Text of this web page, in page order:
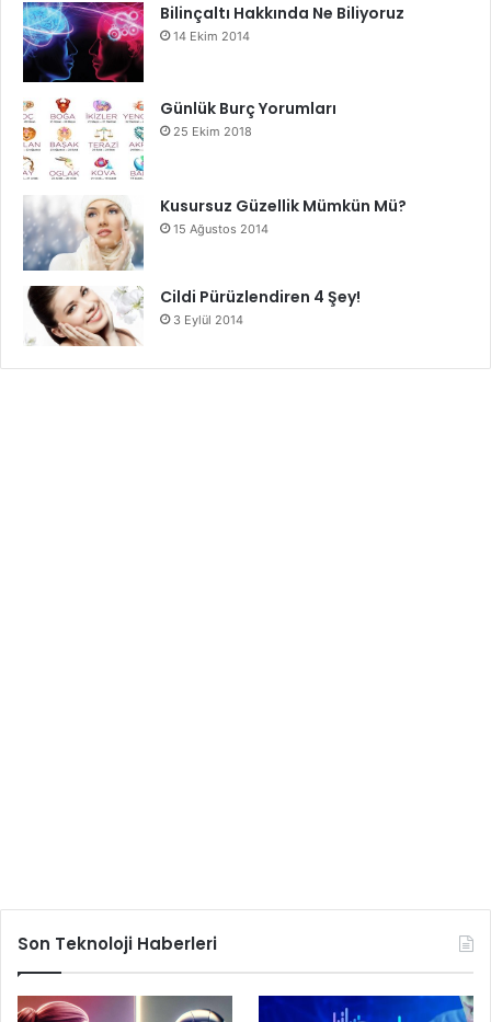
Bilinçaltı Hakkında Ne Biliyoruz
14 Ekim 2014
Günlük Burç Yorumları
25 Ekim 2018
Kusursuz Güzellik Mümkün Mü?
15 Ağustos 2014
Cildi Pürüzlendiren 4 Şey!
3 Eylül 2014
Son Teknoloji Haberleri